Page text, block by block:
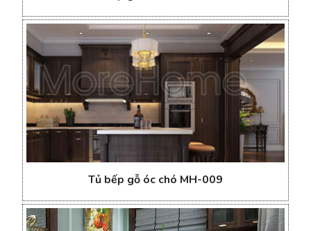
Tủ bếp gỗ óc chó MH-009